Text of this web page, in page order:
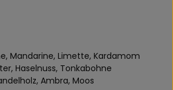
Mandarine, Limette, Kardamom
Haselnuss, Tonkabohne
Ambra, Moos